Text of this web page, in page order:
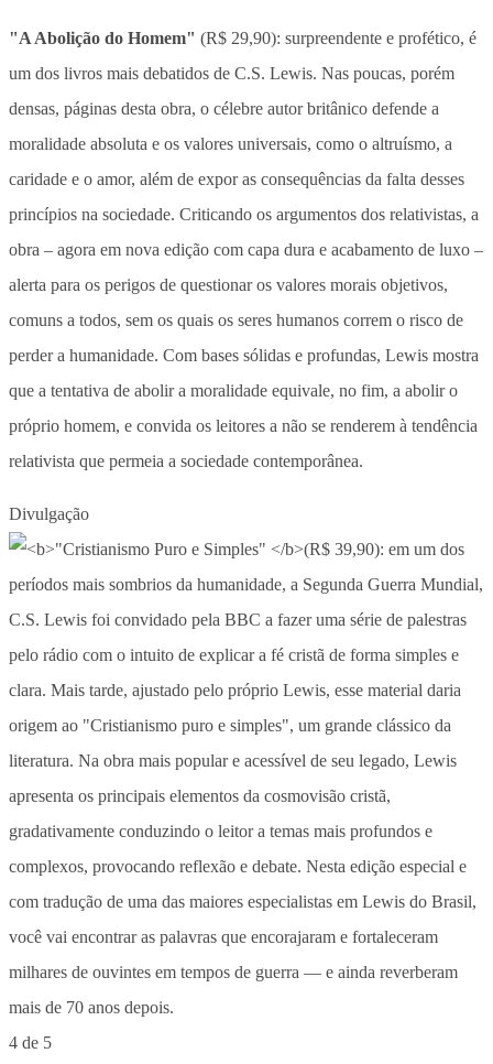
"A Abolição do Homem" (R$ 29,90): surpreendente e profético, é
um dos livros mais debatidos de C.S. Lewis. Nas poucas, porém
densas, páginas desta obra, o célebre autor britânico defende a
moralidade absoluta e os valores universais, como o altruísmo, a
caridade e o amor, além de expor as consequências da falta desses
princípios na sociedade. Criticando os argumentos dos relativistas, a
obra – agora em nova edição com capa dura e acabamento de luxo –
alerta para os perigos de questionar os valores morais objetivos,
comuns a todos, sem os quais os seres humanos correm o risco de
perder a humanidade. Com bases sólidas e profundas, Lewis mostra
que a tentativa de abolir a moralidade equivale, no fim, a abolir o
próprio homem, e convida os leitores a não se renderem à tendência
relativista que permeia a sociedade contemporânea.
Divulgação
4 de 5